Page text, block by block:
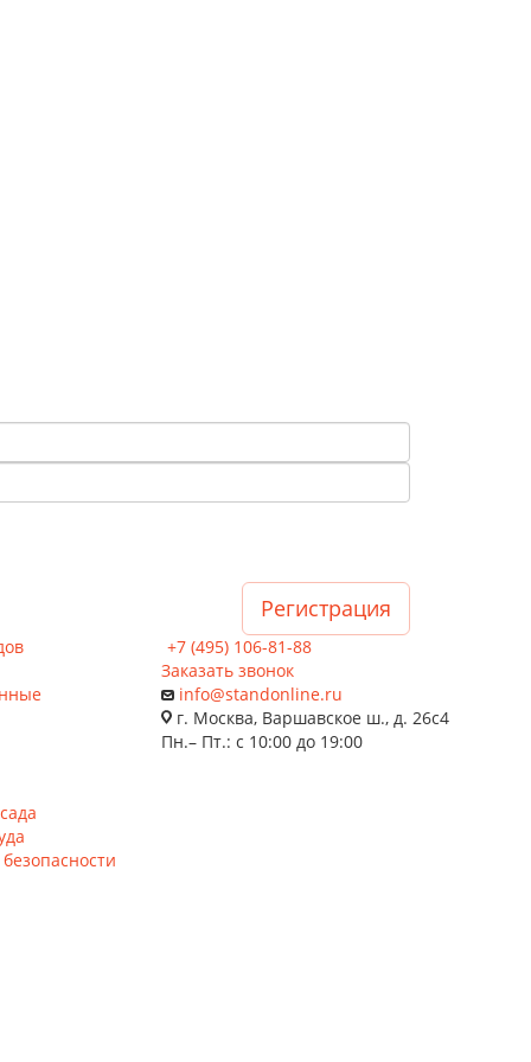
Регистрация
+7 (495) 106-81-88
Заказать звонок
info@standonline.ru
г. Москва, Варшавское ш., д. 26с4
Пн.– Пт.: с 10:00 до 19:00